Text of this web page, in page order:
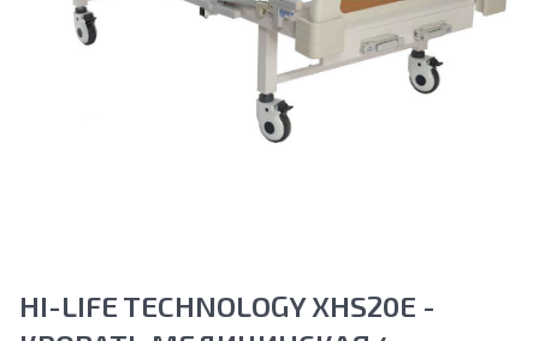
HI-LIFE TECHNOLOGY XHS20E -